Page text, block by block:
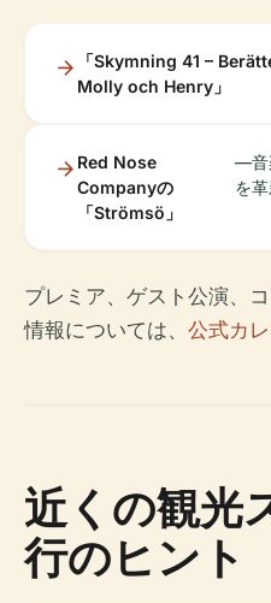
「Skymning 41 –
Molly och Henry」
Red Nose
Companyの
「Strömsö」
—音
を
プレミア、ゲスト公演、
情報については、 公式カ
近くの観光
行のヒント